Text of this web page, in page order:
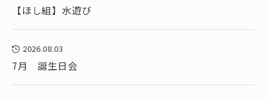
【ほし組】水遊び
2026.08.03
7月 誕生日会